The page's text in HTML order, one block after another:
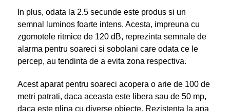
In plus, odata la 2.5 secunde este produs si un
semnal luminos foarte intens. Acesta, impreuna cu
zgomotele ritmice de 120 dB, reprezinta semnale de
alarma pentru soareci si sobolani care odata ce le
percep, au tendinta de a evita zona respectiva.
Acest aparat pentru soareci acopera o arie de 100 de
metri patrati, daca aceasta este libera sau de 50 mp,
daca este plina cu diverse obiecte. Rezistenta la apa